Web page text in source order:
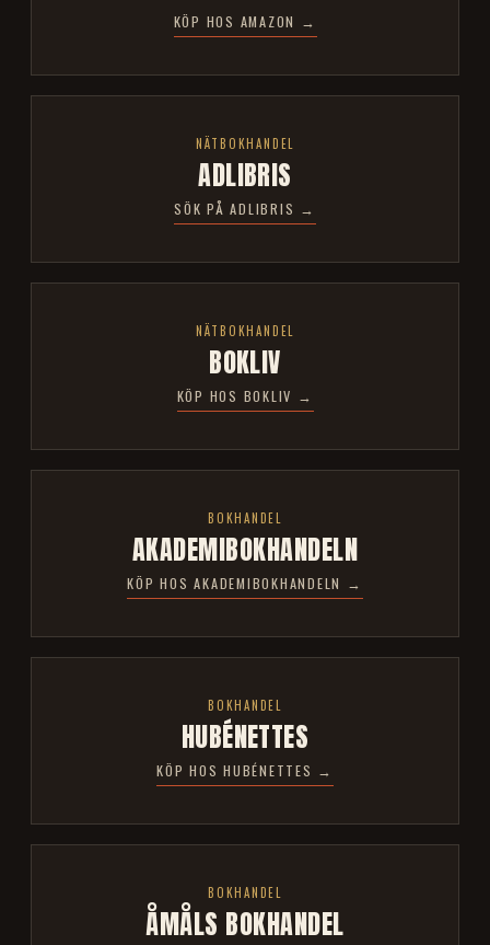
KÖP HOS AMAZON →
NÄTBOKHANDEL
ADLIBRIS
SÖK PÅ ADLIBRIS →
NÄTBOKHANDEL
BOKLIV
KÖP HOS BOKLIV →
BOKHANDEL
AKADEMIBOKHANDELN
KÖP HOS AKADEMIBOKHANDELN →
BOKHANDEL
HUBÉNETTES
KÖP HOS HUBÉNETTES →
BOKHANDEL
ÅMÅLS BOKHANDEL